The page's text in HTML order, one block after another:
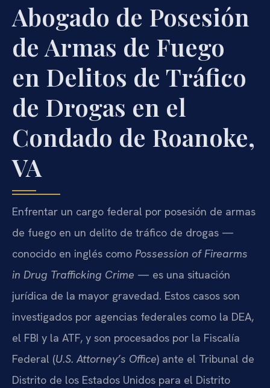
Abogado de Posesión
de Armas de Fuego
en Delitos de Tráfico
de Drogas en el
Condado de Roanoke,
VA
Enfrentar un cargo federal por posesión de armas
de fuego en un delito de tráfico de drogas —
conocido en inglés como Possession of Firearms
in Drug Trafficking Crime — es una situación
jurídica de la mayor gravedad. Estos casos son
investigados por agencias federales como la DEA,
el FBI y la ATF, y son procesados por la Fiscalía
Federal (U.S. Attorney’s Office) ante el Tribunal de
Distrito de los Estados Unidos para el Distrito